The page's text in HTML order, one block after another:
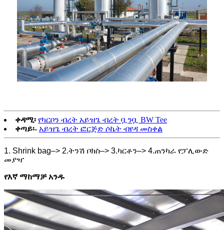
ቀዳሚ፡ የካርቦን ብረት አይዝጌ ብረት ቧንቧ BW Tee
ቀጣይ፡- አይዝጌ ብረት ፎርጅድ ሶኬት ብየዳ መስቀል
1. Shrink bag–> 2.ትንሽ ቦክስ–> 3.ካርቶን–> 4.ጠንካራ የፓሊውድ
መያዣ
የእኛ ማከማቻ አንዱ